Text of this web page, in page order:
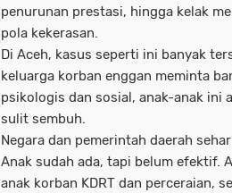
penurunan prestasi, hingga kelak
pola kekerasan.
Di Aceh, kasus seperti ini banyak
keluarga korban enggan meminta
psikologis dan sosial, anak-anak ini
sulit sembuh.
Negara dan pemerintah daerah
Anak sudah ada, tapi belum efektif.
anak korban KDRT dan perceraian,